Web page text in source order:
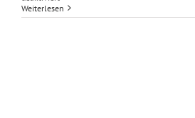
Nunc
Tincidunt
Weiterlesen